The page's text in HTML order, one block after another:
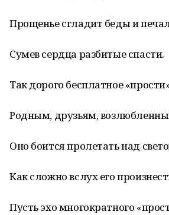
Прощенье сгладит беды и
Сумев сердца разбитые спасти.
Так дорого бесплатное
Родным, друзьям,
Оно боится пролетать над
Как сложно вслух его
Пусть эхо многократного